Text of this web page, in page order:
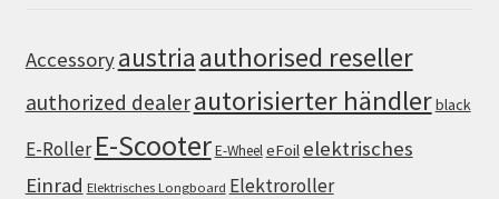
Accessoryaustria authorised reseller
authorized dealerautorisierter händlerblack
E-Roller E-ScooterE-WheeleFoil elektrisches
Einrad Elektrisches Longboard Elektroroller